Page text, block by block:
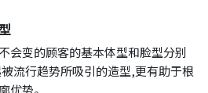
会变的顾客的基本体型和脸型分别
流行趋势所吸引的造型,更有助于根
优势。